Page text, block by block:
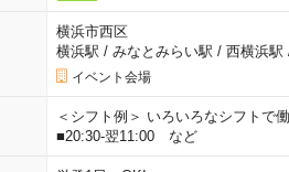
横浜市西区
横浜駅 / みなとみらい駅 / 西横浜駅
イベント会場
＜シフト例＞ いろいろなシフトで
■20:30-翌11:00 など